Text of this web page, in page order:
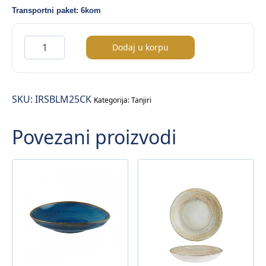
Transportni paket: 6kom
Bloom
duboki
Ø25cm
Dodaj u korpu
SKU: IRSBLM25CK Kategorija:Tanjiri
Povezani proizvodi